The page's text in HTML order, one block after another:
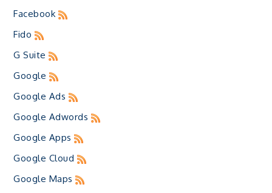
Facebook
Fido
G Suite
Google
Google Ads
Google Adwords
Google Apps
Google Cloud
Google Maps